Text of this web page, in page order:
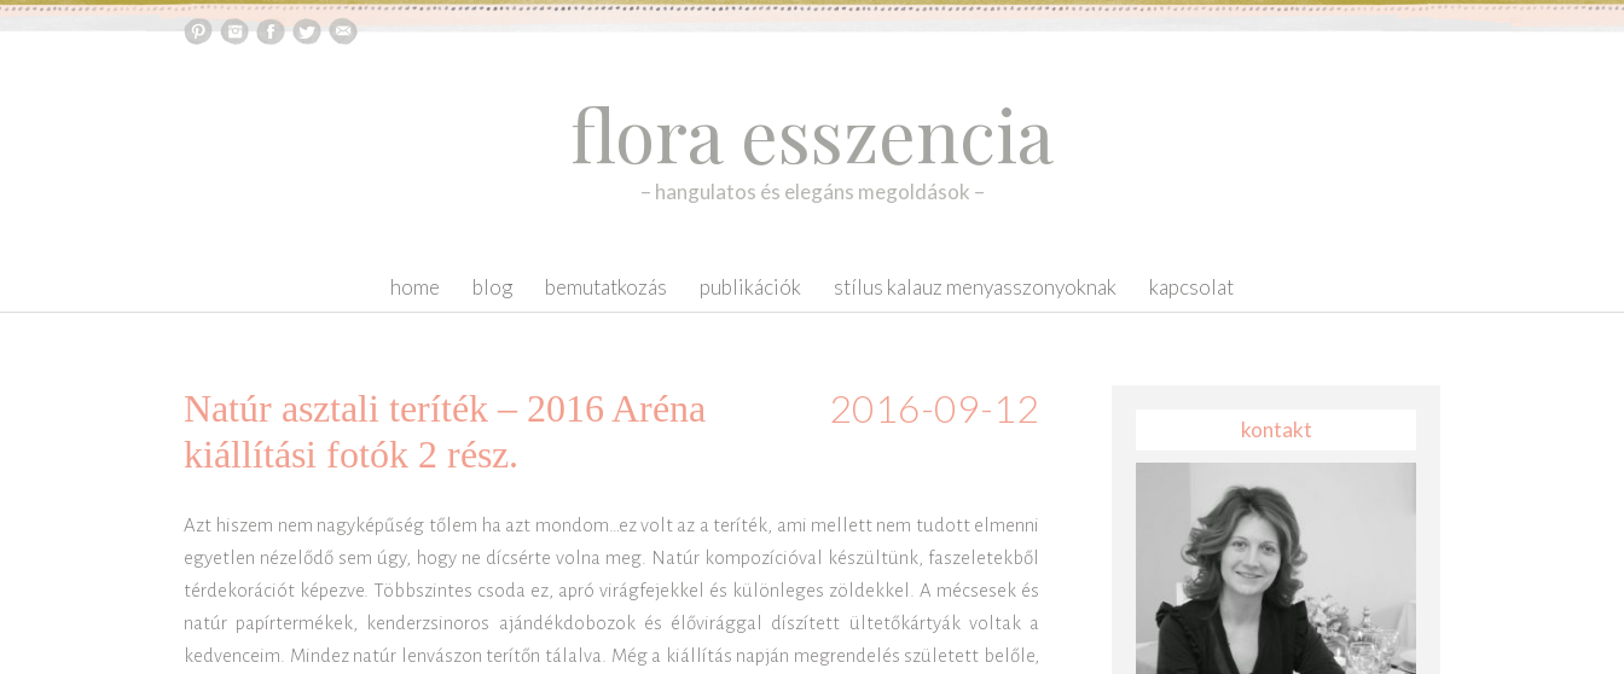
flora esszencia
– hangulatos és elegáns megoldások –
home blog bemutatkozás publikációk stílus kalauz menyasszonyoknak kapcsolat
Natúr asztali teríték – 2016 Aréna
kiállítási fotók 2 rész.
2016-09-12
Azt hiszem nem nagyképűség tőlem ha azt mondom…ez volt az a teríték, ami mellett nem tudott elmenni
egyetlen nézelődő sem úgy, hogy ne dícsérte volna meg. Natúr kompozícióval készültünk, faszeletekből
térdekorációt képezve. Többszintes csoda ez, apró virágfejekkel és különleges zöldekkel. A mécsesek és
natúr papírtermékek, kenderzsinoros ajándékdobozok és élővirággal díszített ültetőkártyák voltak a
kedvenceim. Mindez natúr lenvászon terítőn tálalva. Még a kiállítás napján megrendelés született belőle,
kontakt